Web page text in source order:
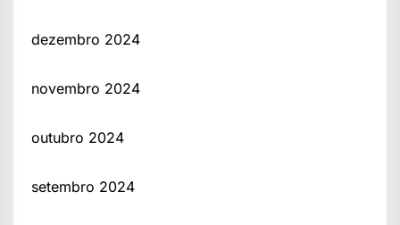
dezembro 2024
novembro 2024
outubro 2024
setembro 2024